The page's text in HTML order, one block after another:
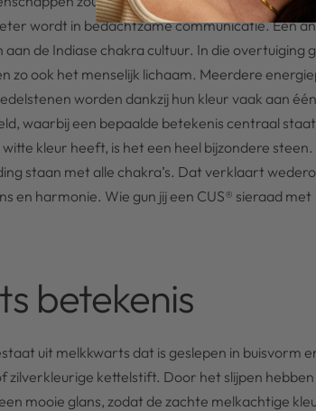
wordt in bedachtzame communicatie. Een
de Indiase chakra cultuur. In die overtuiging
zo ook het menselijk lichaam. Meerdere
worden dankzij hun kleur vaak aan
waarbij een bepaalde betekenis centraal
kleur heeft, is het een heel bijzondere steen.
staan met alle chakra’s. Dat verklaart
en harmonie. Wie gun jij een CUS® sieraad met
betekenis
uit melkkwarts dat is geslepen in buisvorm
zilverkleurige kettelstift. Door het slijpen hebben
mooie glans, zodat de zachte melkachtige